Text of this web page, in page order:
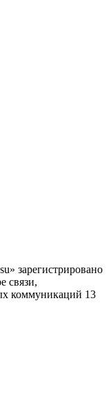
зарегистрировано
связи,
коммуникаций 13